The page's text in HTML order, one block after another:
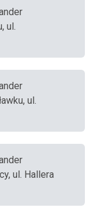
ul.
ul.
ul. Hallera